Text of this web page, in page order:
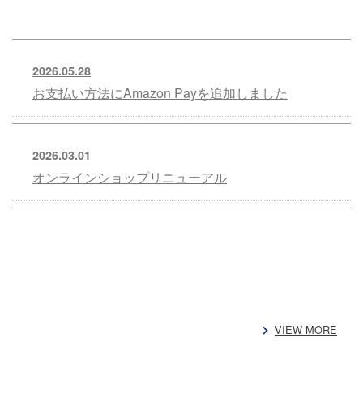
2026.05.28
お支払い方法にAmazon Payを追加しました
2026.03.01
オンラインショップリニューアル
VIEW MORE